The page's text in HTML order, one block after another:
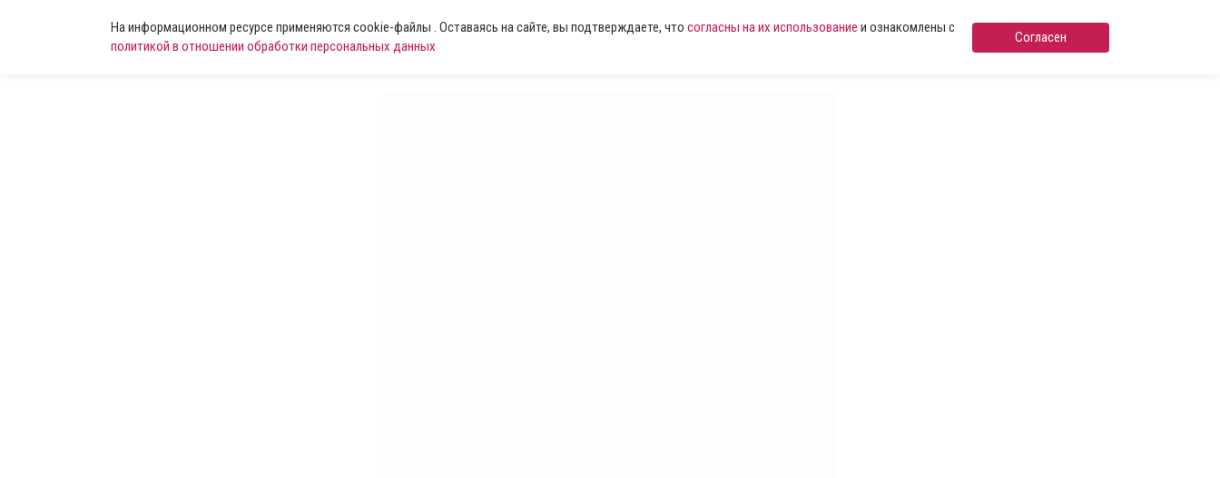
На информационном ресурсе применяются cookie-файлы . Оставаясь на сайте, вы подтверждаете, что согласны на их использование и ознакомлены с
политикой в отношении обработки персональных данных
Согласен